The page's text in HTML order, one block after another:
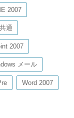
2007
通
2007
メール
Word 2007